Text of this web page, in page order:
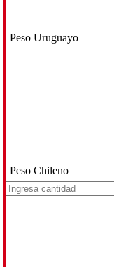
Peso Uruguayo
Peso Chileno